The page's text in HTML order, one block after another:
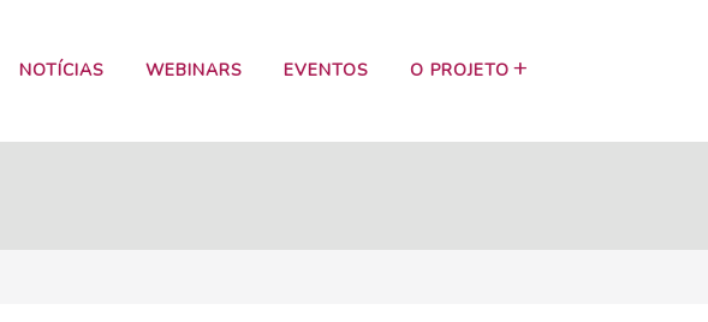
NOTÍCIAS WEBINARS EVENTOS O PROJETO